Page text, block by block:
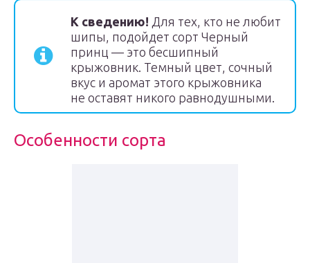
К сведению! Для тех, кто не любит
шипы, подойдет сорт Черный
принц — это бесшипный
крыжовник. Темный цвет, сочный
вкус и аромат этого крыжовника
не оставят никого равнодушными.
Особенности сорта